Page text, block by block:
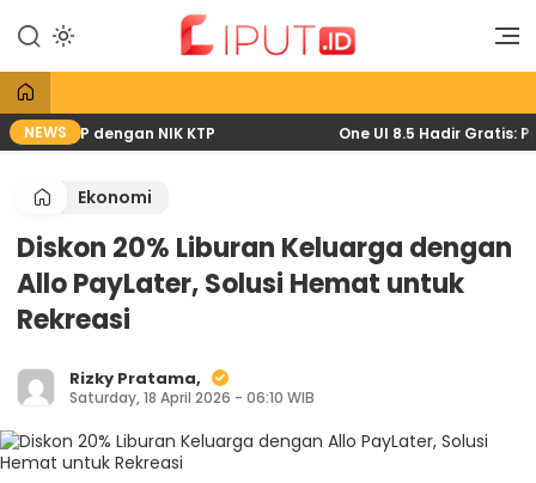
konten
Liput
Liputan Digital
NEWS
HP dengan NIK KTP One UI 8.5 Hadir Gratis:
Ekonomi
Diskon 20% Liburan Keluarga dengan
Allo PayLater, Solusi Hemat untuk
Rekreasi
Rizky Pratama,
Saturday, 18 April 2026 - 06:10 WIB